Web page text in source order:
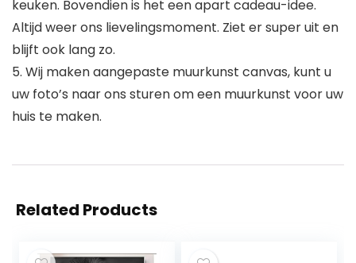
keuken. Bovendien is het een apart cadeau-idee.
Altijd weer ons lievelingsmoment. Ziet er super uit en
blijft ook lang zo.
5. Wij maken aangepaste muurkunst canvas, kunt u
uw foto’s naar ons sturen om een muurkunst voor uw
huis te maken.
Related Products